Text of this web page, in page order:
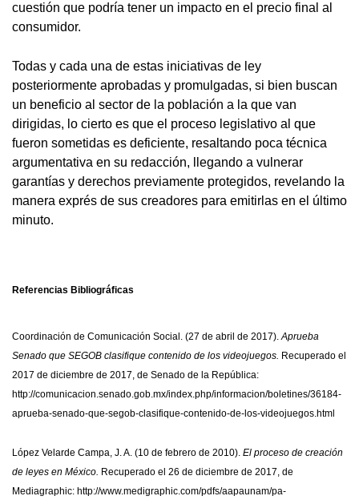
cuestión que podría tener un impacto en el precio final al
consumidor.
Todas y cada una de estas iniciativas de ley
posteriormente aprobadas y promulgadas, si bien buscan
un beneficio al sector de la población a la que van
dirigidas, lo cierto es que el proceso legislativo al que
fueron sometidas es deficiente, resaltando poca técnica
argumentativa en su redacción, llegando a vulnerar
garantías y derechos previamente protegidos, revelando la
manera exprés de sus creadores para emitirlas en el último
minuto.
Referencias Bibliográficas
Coordinación de Comunicación Social. (27 de abril de 2017).Aprueba
Senado que SEGOB clasifique contenido de los videojuegos. Recuperado el
2017 de diciembre de 2017, de Senado de la República:
http://comunicacion.senado.gob.mx/index.php/informacion/boletines/36184-
aprueba-senado-que-segob-clasifique-contenido-de-los-videojuegos.html
López Velarde Campa, J. A. (10 de febrero de 2010). El proceso de creación
de leyes en México. Recuperado el 26 de diciembre de 2017, de
Mediagraphic: http://www.medigraphic.com/pdfs/aapaunam/pa-